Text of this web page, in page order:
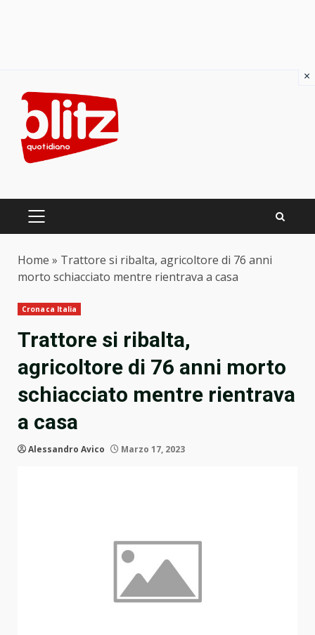
content
PRIMARY
Home » Trattore si ribalta, agricoltore di 76 anni
morto schiacciato mentre rientrava a casa
Cronaca Italia
Trattore si ribalta,
agricoltore di 76 anni morto
schiacciato mentre rientrava
a casa
Alessandro Avico Marzo 17, 2023
×